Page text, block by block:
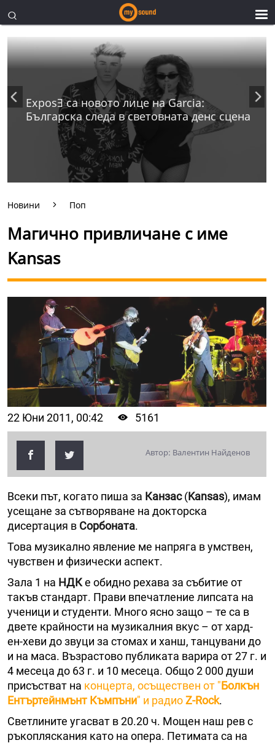
ExposƎ са новото лице на Garcia:
Българска следа в световната денс сцена
Новини Поп
Магично привличане с име
Kansas
22 Юни 2011, 00:42 5161
Автор: Валентин Найденов
Всеки път, когато пиша за Канзас(Kansas), имам
усещане за сътворяване на докторска
дисертация в Сорбоната.
Това музикално явление ме напряга в умствен,
чувствен и физически аспект.
Зала 1 на НДКе обидно рехава за събитие от
такъв стандарт. Прави впечатление липсата на
ученици и студенти. Много ясно защо – те са в
двете крайности на музикалния вкус – от хард-
ен-хеви до звуци за стомах и ханш, танцувани до
и на маса. Възрастово публиката варира от 27 г. и
4 месеца до 63 г. и 10 месеца. Общо 2 000 души
присъстват на концерта, осъществен от "Болкън
Ентъртейнмънт Къмпъни" и радиоZ-Rock.
Светлините угасват в 20.20 ч. Мощен наш рев с
ръкопляскания като на опера. Петимата са на